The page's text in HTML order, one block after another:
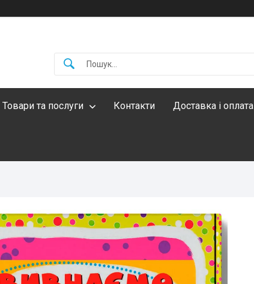
Товари та послуги Контакти Доставка і оплата